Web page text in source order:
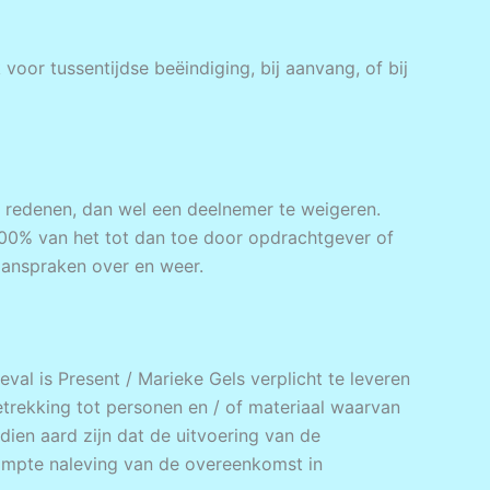
tussentijdse beëindiging, bij aanvang, of bij
dan wel een deelnemer te weigeren.
van het tot dan toe door opdrachtgever of
over en weer.
is Present / Marieke Gels verplicht te leveren
tot personen en / of materiaal waarvan
aard zijn dat de uitvoering van de
naleving van de overeenkomst in